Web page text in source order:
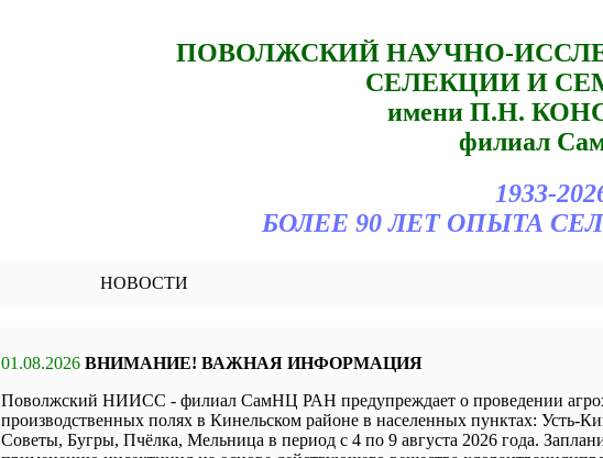
ПОВОЛЖСКИЙ НАУЧНО-
СЕЛЕКЦИИ И
имени П.Н.
филиал
1933-
БОЛЕЕ 90 ЛЕТ ОПЫТА
НОВОСТИ
01.08.2026 ВНИМАНИЕ! ВАЖНАЯ ИНФОРМАЦИЯ
Поволжский НИИСС - филиал СамНЦ РАН предупреждает о проведении
производственных полях в Кинельском районе в населенных пунктах: Усть-
Советы, Бугры, Пчёлка, Мельница в период с 4 по 9 августа 2026 года.